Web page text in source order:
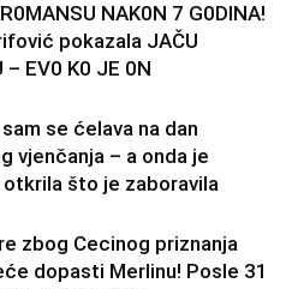
NAK0N 7 G0DlNA!
pokazala JAČU
– EV0 K0 JE 0N
se ćelava na dan
vjenčanja – a onda je
otkrila što je zaboravila
zbog Cecinog priznanja
dopasti Merlinu! Posle 31